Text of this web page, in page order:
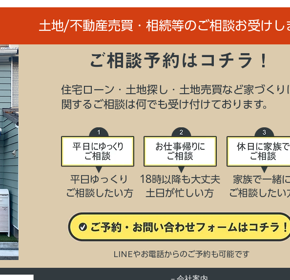
ご相談予約はコチラ！
住宅ローン・土地探し・土地売買など家づくり
関するご相談は何でも受け付けております。
平日ゆっくり
ご相談したい方
18時以降も大丈夫
​土日が忙しい方
家族で一緒
ご相談したい
LINEやお電話からのご予約も可能です
土地/不動産売買・相続等のご相談お受けし